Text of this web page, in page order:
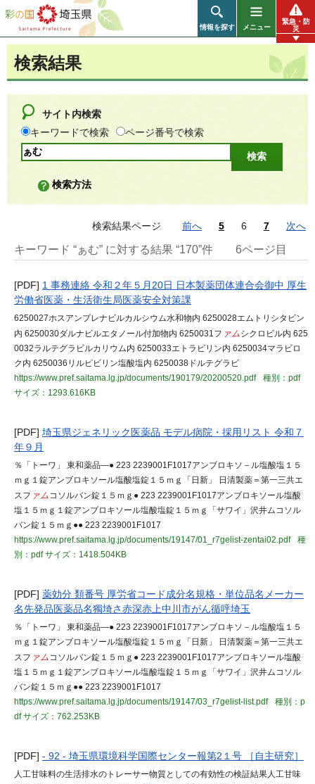
彩の国 埼玉県
情報を探す メニュー
緊急・防
災
検索結果
サイト内検索
キーワードで検索
ページ番号で検索
検索方法
検索結果ページ 前へ 5 6 7 次へ
キーワード “ぁむ” に対する結果 “170”件 6ページ目
[PDF] 1 事務連絡 令和２年５月20日 日本製薬団体連合会御中 厚生
労働省医薬・生活衛生局医薬安全対策課
6250027ホスアンプレナビルカルシウム水和物内 6250028エムトリシタビン
内 6250030ダルナビルエタノール付加物内 6250031フ ァムシクロビル内 625
0032ラルテグラビルカリウム内 6250033エトラビリン内 6250034マラビロ
ク内 6250036リルピビリン塩酸塩内 6250038ドルテグラビ
https://www.pref.saitama.lg.jp/documents/190179/20200520.pdf
種別：pdf
サイズ：1293.616KB
[PDF] 埼玉県ジェネリック医薬品 モデル病院・採用リスト 令和７
年９月
％「トーワ」 東和薬品―● 223 2239001F1017アンブロキソ－ル塩酸塩１５
ｍｇ１錠アンブロキソール塩酸塩錠１５ｍｇ「日新」 日清製薬＝第一三共エ
スフ ァムコソルバン錠１５ｍｇ● 223 2239001F1017アンブロキソール塩酸
塩１５ｍｇ１錠アンブロキソール塩酸塩錠１５ｍｇ「サワイ」沢井ムコソル
バン錠１５ｍｇ●● 223 2239001F1017
https://www.pref.saitama.lg.jp/documents/19147/01_r7gelist-zentai02.pdf
種
別：pdfサイズ：1418.504KB
[PDF] 薬効分 類番号 厚労省コード成分名規格・単位品名メーカー
名先発品医薬品名獨埼さ赤深赤上中川市がん循呼埼玉
％「トーワ」 東和薬品―● 223 2239001F1017アンブロキソ－ル塩酸塩１５
ｍｇ１錠アンブロキソール塩酸塩錠１５ｍｇ「日新」 日清製薬＝第一三共エ
スフ ァムコソルバン錠１５ｍｇ● 223 2239001F1017アンブロキソール塩酸
塩１５ｍｇ１錠アンブロキソール塩酸塩錠１５ｍｇ「サワイ」沢井ムコソル
バン錠１５ｍｇ●● 223 2239001F1017
https://www.pref.saitama.lg.jp/documents/19147/03_r7gelist-list.pdf
種別：p
dfサイズ：762.253KB
[PDF] - 92 - 埼玉県環境科学国際センター報第2１号 ［自主研究］
人工甘味料の生活排水のトレーサー物質としての有効性の検証結果人工甘味